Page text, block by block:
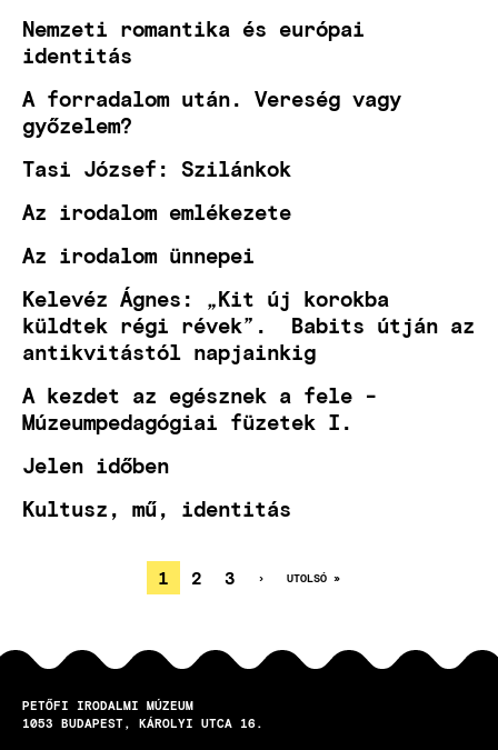
Nemzeti romantika és európai
identitás
A forradalom után. Vereség vagy
győzelem?
Tasi József: Szilánkok
Az irodalom emlékezete
Az irodalom ünnepei
Kelevéz Ágnes: „Kit új korokba
küldtek régi révek”. Babits útján az
antikvitástól napjainkig
A kezdet az egésznek a fele -
Múzeumpedagógiai füzetek I.
Jelen időben
Kultusz, mű, identitás
OLDALSZÁMOZÁS
JELENLEGI
OLDAL
1 OLDAL
2 OLDAL
3
KÖVETKEZŐ
›
UTOLSÓ
UTOLSÓ »
PETŐFI IRODALMI MÚZEUM
1053
BUDAPEST KÁROLYI UTCA 16.